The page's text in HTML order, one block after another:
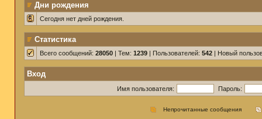
Дни рождения
Сегодня нет дней рождения.
Статистика
Всего сообщений: 28050 | Тем: 1239 | Пользователей: 542 | Новый
Вход
Имя пользователя: Пароль:
Непрочитанные сообщения